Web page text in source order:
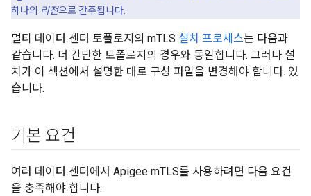
하나의 리전으로 간주됩니다.
멀티 데이터 센터 토폴로지의 mTLS 설치 프로세스는 다음과
같습니다. 더 간단한 토폴로지의 경우와 동일합니다. 그러나 설
치가 이 섹션에서 설명한 대로 구성 파일을 변경해야 합니다. 있
습니다.
기본 요건
여러 데이터 센터에서 Apigee mTLS를 사용하려면 다음 요건
을 충족해야 합니다.